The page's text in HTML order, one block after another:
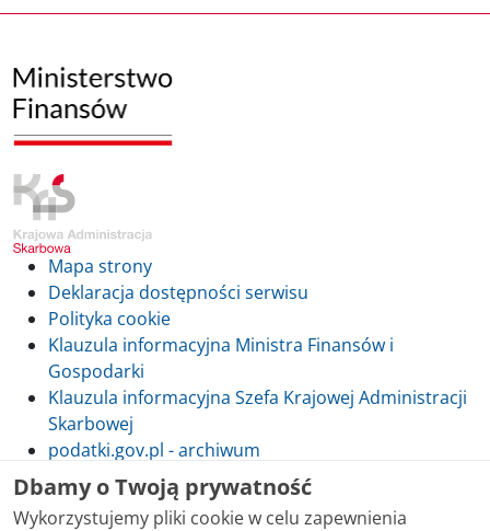
Mapa strony
Deklaracja dostępności serwisu
Polityka cookie
Klauzula informacyjna Ministra Finansów i
Gospodarki
Klauzula informacyjna Szefa Krajowej Administracji
Skarbowej
podatki.gov.pl - archiwum
Dbamy o Twoją prywatność
Wykorzystujemy pliki cookie w celu zapewnienia